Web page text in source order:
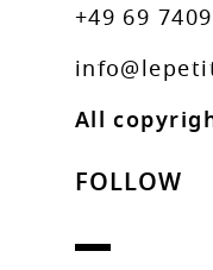
+49 69
All
FOLLOW